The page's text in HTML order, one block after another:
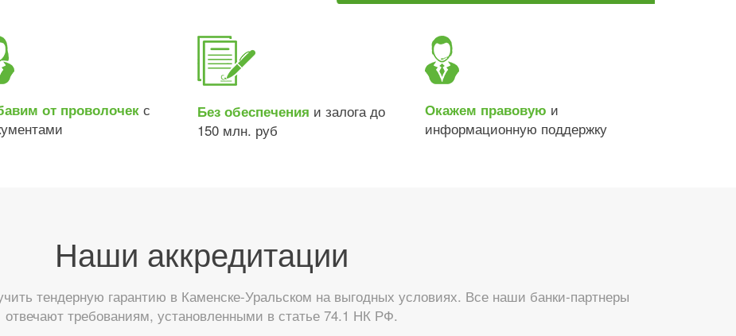
от проволочек с
Без обеспечения и залога до
150 млн. руб
Окажем правовую и
информационную поддержку
Наши аккредитации
тендерную гарантию в Каменске-Уральском на выгодных условиях. Все наши банки-партнеры
отвечают требованиям, установленными в статье 74.1 НК РФ.